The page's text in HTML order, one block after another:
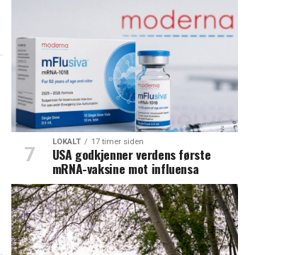
LOKALT 17 timer siden
USA godkjenner verdens første
mRNA-vaksine mot influensa